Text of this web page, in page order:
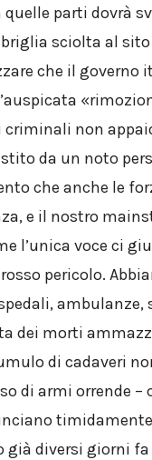
quelle parti dovrà
sciolta al
che il governo
criminali non
da un noto
che anche le
e il nostro
l’unica voce ci
pericolo.
ambulanze,
dei morti
di cadaveri
di armi orrende
diversi giorni